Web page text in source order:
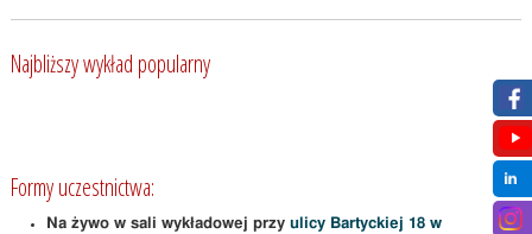
Najbliższy wykład popularny
Formy uczestnictwa:
Na żywo w sali wykładowej przy ulicy Bartyckiej 18 w